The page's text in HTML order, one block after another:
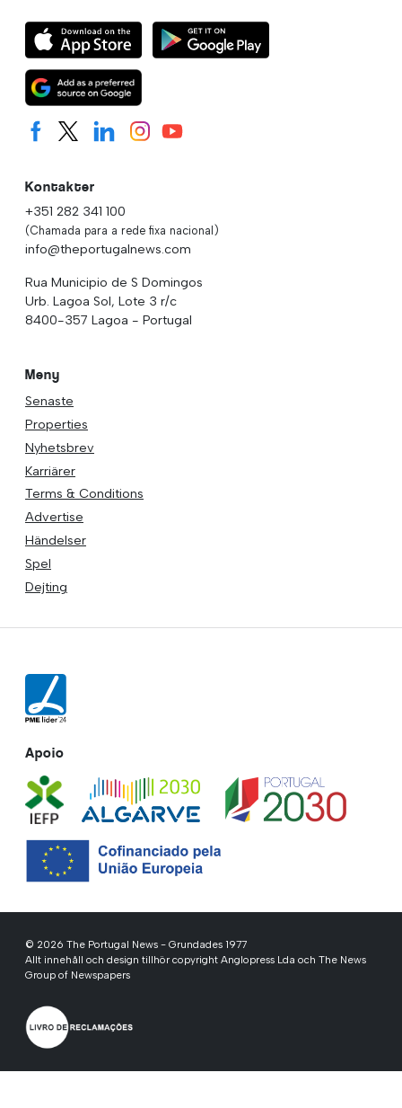
Kontakter
+351 282 341 100
(Chamada para a rede fixa nacional)
info@theportugalnews.com
Rua Municipio de S Domingos
Urb. Lagoa Sol, Lote 3 r/c
8400-357 Lagoa - Portugal
Meny
Senaste
Properties
Nyhetsbrev
Karriärer
Terms & Conditions
Advertise
Händelser
Spel
Dejting
Apoio
© 2026 The Portugal News - Grundades 1977
Allt innehåll och design tillhör copyright Anglopress Lda och The News
Group of Newspapers